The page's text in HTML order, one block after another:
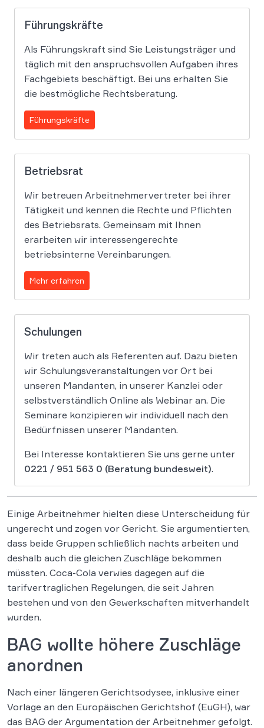
Führungskräfte
Als Führungskraft sind Sie Leistungsträger und
täglich mit den anspruchsvollen Aufgaben ihres
Fachgebiets beschäftigt. Bei uns erhalten Sie
die bestmögliche Rechtsberatung.
Führungskräfte
Betriebsrat
Wir betreuen Arbeitnehmervertreter bei ihrer
Tätigkeit und kennen die Rechte und Pflichten
des Betriebsrats. Gemeinsam mit Ihnen
erarbeiten wir interessengerechte
betriebsinterne Vereinbarungen.
Mehr erfahren
Schulungen
Wir treten auch als Referenten auf. Dazu bieten
wir Schulungsveranstaltungen vor Ort bei
unseren Mandanten, in unserer Kanzlei oder
selbstverständlich Online als Webinar an. Die
Seminare konzipieren wir individuell nach den
Bedürfnissen unserer Mandanten.
Bei Interesse kontaktieren Sie uns gerne unter
0221 / 951 563 0 (Beratung bundesweit).
Einige Arbeitnehmer hielten diese Unterscheidung für
ungerecht und zogen vor Gericht. Sie argumentierten,
dass beide Gruppen schließlich nachts arbeiten und
deshalb auch die gleichen Zuschläge bekommen
müssten. Coca-Cola verwies dagegen auf die
tarifvertraglichen Regelungen, die seit Jahren
bestehen und von den Gewerkschaften mitverhandelt
wurden.
BAG wollte höhere Zuschläge
anordnen
Nach einer längeren Gerichtsodysee, inklusive einer
Vorlage an den Europäischen Gerichtshof (EuGH), war
das BAG der Argumentation der Arbeitnehmer gefolgt.